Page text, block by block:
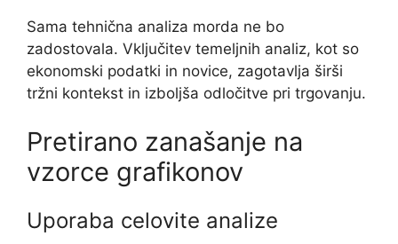
Sama tehnična analiza morda ne bo
zadostovala. Vključitev temeljnih analiz, kot so
ekonomski podatki in novice, zagotavlja širši
tržni kontekst in izboljša odločitve pri trgovanju.
Pretirano zanašanje na
vzorce grafikonov
Uporaba celovite analize